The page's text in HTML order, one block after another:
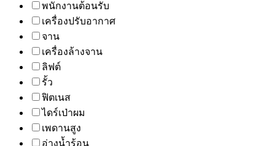
พนักงานต้อนรับ
เครื่องปรับอากาศ
จาน
เครื่องล้างจาน
ลิฟต์
รั้ว
ฟิตเนส
ไดร์เป่าผม
เพดานสูง
อ่างน้ำร้อน